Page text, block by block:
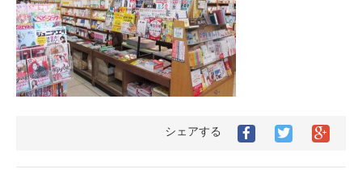
シェアする